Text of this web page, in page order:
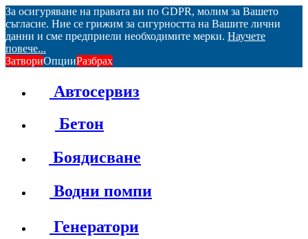
За осигуряване на правата ви по GDPR, молим за Вашето
съгласие. Ние се грижим за сигурността на Вашите лични
данни и сме предприели необходимите мерки. Научете
повече...
ЗатвориОпцииРазбрах
Автосервиз
Бетон
Боядисване
Водни помпи
Генератори